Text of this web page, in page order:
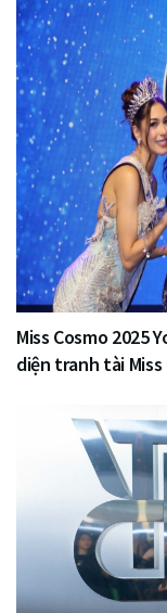
Miss Cosmo 2025
diện tranh tài Miss